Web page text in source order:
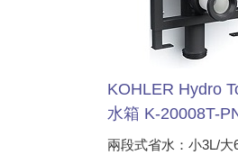
KOHLER Hydro
水箱 K-20008T-
兩段式省水：小3L/